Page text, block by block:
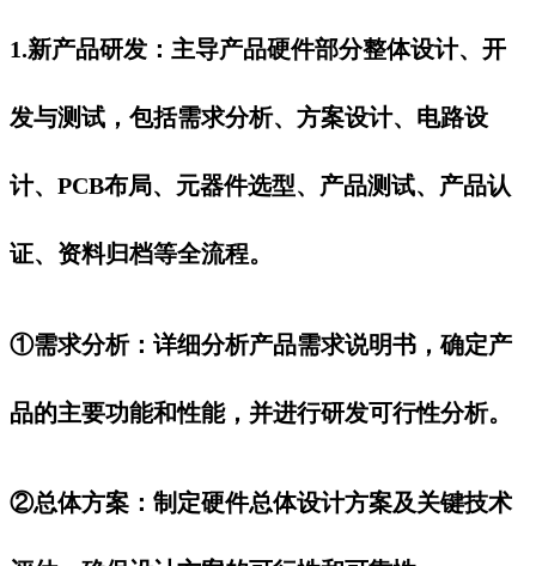
1.新产品研发：主导产品硬件部分整体设计、开
发与测试，包括需求分析、方案设计、电路设
计、PCB布局、元器件选型、产品测试、产品认
证、资料归档等全流程。
①需求分析：详细分析产品需求说明书，确定产
品的主要功能和性能，并进行研发可行性分析。
②总体方案：制定硬件总体设计方案及关键技术